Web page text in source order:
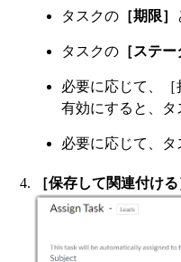
タスクの ［期限］
タスクの ［ステー
必要に応じて、［
有効にすると、タ
必要に応じて、タ
［保存して関連付ける